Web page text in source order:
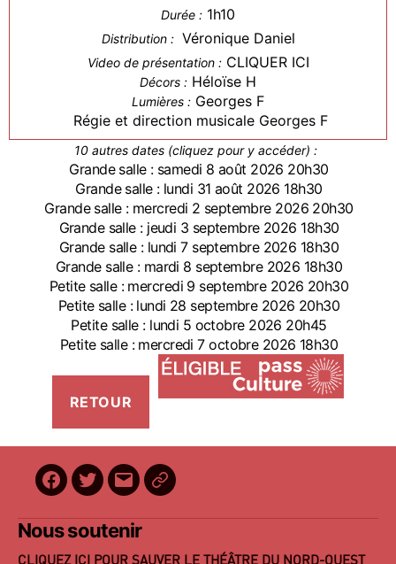
Durée : 1h10
Distribution : Véronique Daniel
Video de présentation : CLIQUER ICI
Décors : Héloïse H
Lumières : Georges F
Régie et direction musicale Georges F
10 autres dates (cliquez pour y accéder) :
Grande salle : samedi 8 août 2026 20h30
Grande salle : lundi 31 août 2026 18h30
Grande salle : mercredi 2 septembre 2026 20h30
Grande salle : jeudi 3 septembre 2026 18h30
Grande salle : lundi 7 septembre 2026 18h30
Grande salle : mardi 8 septembre 2026 18h30
Petite salle : mercredi 9 septembre 2026 20h30
Petite salle : lundi 28 septembre 2026 20h30
Petite salle : lundi 5 octobre 2026 20h45
Petite salle : mercredi 7 octobre 2026 18h30
Facebook
Twitter
E-
mail
BilletReduc
Nous soutenir
CLIQUEZ ICI POUR SAUVER LE THÉÂTRE DU NORD-OUEST